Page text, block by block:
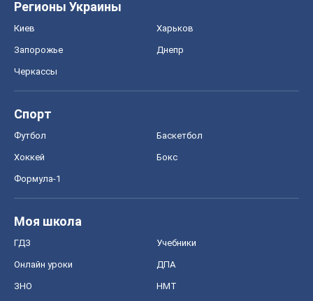
Регионы Украины
Киев Харьков
Запорожье Днепр
Черкассы
Спорт
Футбол Баскетбол
Хоккей Бокс
Формула-1
Моя школа
ГДЗ Учебники
Онлайн уроки ДПА
ЗНО НМТ